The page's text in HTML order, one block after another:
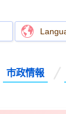
市政情報